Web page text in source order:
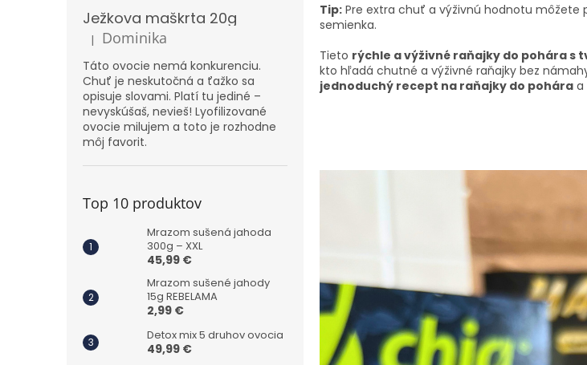
Ježkova maškrta 20g
Hodnotenie produktu je 5 z 5 hviezdičiek.
| Dominika
Táto ovocie nemá konkurenciu.
Chuť je neskutočná a ťažko sa
opisuje slovami. Platí tu jediné –
nevyskúšaš, nevieš! Lyofilizované
ovocie milujem a toto je rozhodne
môj favorit.
Top 10 produktov
Mrazom sušená jahoda
300g – XXL
45,99 €
Mrazom sušené jahody
15g REBELAMA
2,99 €
Detox mix 5 druhov ovocia
49,99 €
Tip: Pre extra chuť a výživnú hodnotu
semienka.
Tieto rýchle a výživné raňajky do pohára s
kto hľadá chutné a výživné raňajky bez
jednoduchý recept na raňajky do pohára a